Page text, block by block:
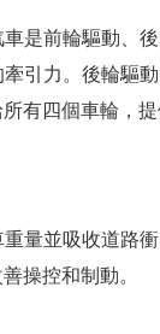
是前輪驅動、
引力。後輪驅
有四個車輪，
量並吸收道路
操控和制動。